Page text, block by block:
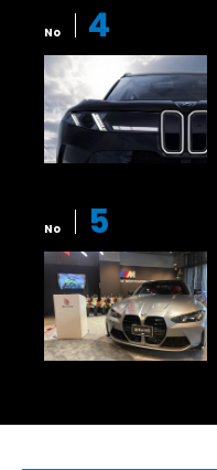
No 4
No 5